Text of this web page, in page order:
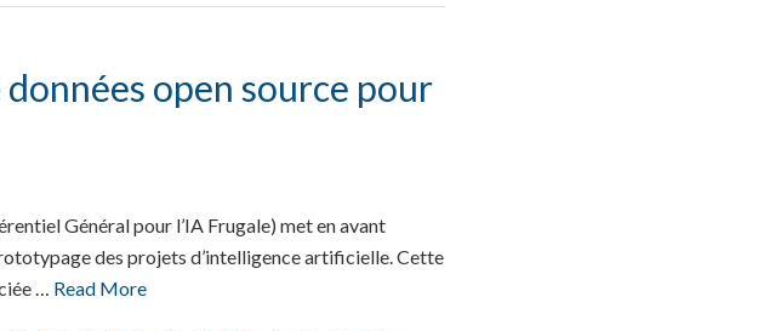
open source pour
Général pour l’IA Frugale) met en avant
des projets d’intelligence artificielle. Cette
… Read More